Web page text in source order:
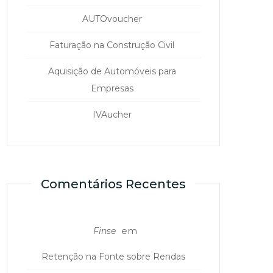
AUTOvoucher
Faturação na Construção Civil
Aquisição de Automóveis para
Empresas
IVAucher
Comentários Recentes
Finse em
Retenção na Fonte sobre Rendas